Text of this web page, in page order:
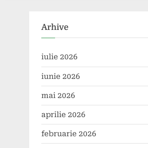
Arhive
iulie 2026
iunie 2026
mai 2026
aprilie 2026
februarie 2026